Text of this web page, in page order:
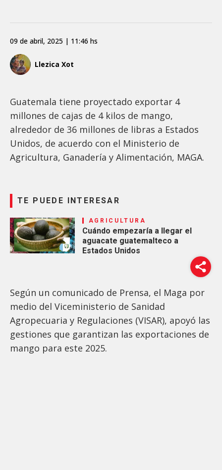
Llezica Xot
09 de abril, 2025 | 11:46 hs
Guatemala tiene proyectado exportar 4
millones de cajas de 4 kilos de mango,
alrededor de 36 millones de libras a Estados
Unidos, de acuerdo con el Ministerio de
Agricultura, Ganadería y Alimentación, MAGA.
TE PUEDE INTERESAR
AGRICULTURA
Cuándo empezaría a llegar el
aguacate guatemalteco a
Estados Unidos
Según un comunicado de Prensa, el Maga por
medio del Viceministerio de Sanidad
Agropecuaria y Regulaciones (VISAR), apoyó las
gestiones que garantizan las exportaciones de
mango para este 2025.